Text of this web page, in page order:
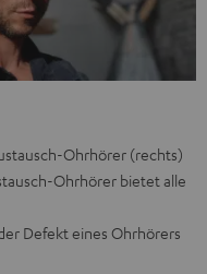
Ohrhörer (rechts)
Ohrhörer bietet alle
Defekt eines Ohrhörers